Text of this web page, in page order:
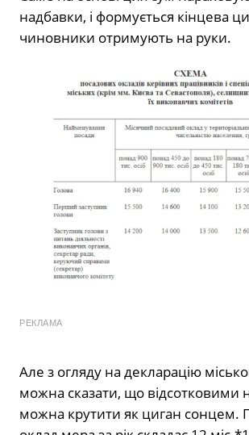
надбавки, і формується кінцева
чиновники отримують на руки.
РЕКЛАМА
Але з огляду на декларацію
можна сказати, що відсотковими
можна крутити як циган сонцем.